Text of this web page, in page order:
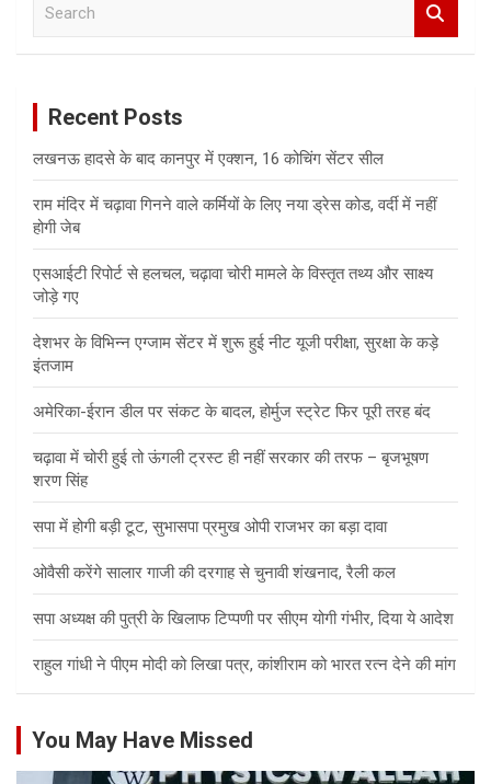
Recent Posts
लखनऊ हादसे के बाद कानपुर में एक्शन, 16 कोचिंग सेंटर सील
राम मंदिर में चढ़ावा गिनने वाले कर्मियों के लिए नया ड्रेस कोड, वर्दी में नहीं
होगी जेब
एसआईटी रिपोर्ट से हलचल, चढ़ावा चोरी मामले के विस्तृत तथ्य और साक्ष्य
जोड़े गए
देशभर के विभिन्न एग्जाम सेंटर में शुरू हुई नीट यूजी परीक्षा, सुरक्षा के कड़े
इंतजाम
अमेरिका-ईरान डील पर संकट के बादल, होर्मुज स्ट्रेट फिर पूरी तरह बंद
चढ़ावा में चोरी हुई तो ऊंगली ट्रस्ट ही नहीं सरकार की तरफ – बृजभूषण
शरण सिंह
सपा में होगी बड़ी टूट, सुभासपा प्रमुख ओपी राजभर का बड़ा दावा
ओवैसी करेंगे सालार गाजी की दरगाह से चुनावी शंखनाद, रैली कल
सपा अध्यक्ष की पुत्री के खिलाफ टिप्पणी पर सीएम योगी गंभीर, दिया ये आदेश
राहुल गांधी ने पीएम मोदी को लिखा पत्र, कांशीराम को भारत रत्न देने की मांग
You May Have Missed